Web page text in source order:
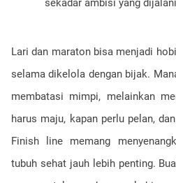
sekadar ambisi yang
Lari dan maraton bisa menjadi
selama dikelola dengan bijak.
membatasi mimpi, melainkan
harus maju, kapan perlu pelan,
Finish line memang
tubuh sehat jauh lebih penting.